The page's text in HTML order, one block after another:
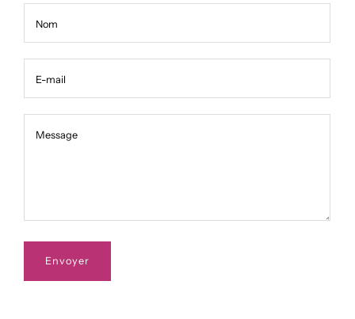
Nom
E-mail
Message
Message